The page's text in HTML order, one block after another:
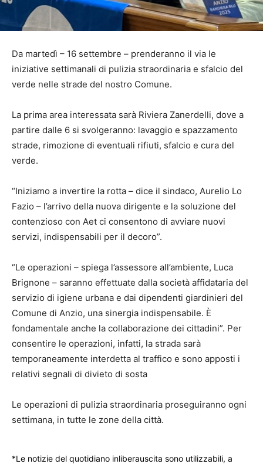
Da martedì – 16 settembre – prenderanno il via le
iniziative settimanali di pulizia straordinaria e sfalcio del
verde nelle strade del nostro Comune.
La prima area interessata sarà Riviera Zanerdelli, dove a
partire dalle 6 si svolgeranno: lavaggio e spazzamento
strade, rimozione di eventuali rifiuti, sfalcio e cura del
verde.
“Iniziamo a invertire la rotta – dice il sindaco, Aurelio Lo
Fazio – l’arrivo della nuova dirigente e la soluzione del
contenzioso con Aet ci consentono di avviare nuovi
servizi, indispensabili per il decoro”.
“Le operazioni – spiega l’assessore all’ambiente, Luca
Brignone – saranno effettuate dalla società affidataria del
servizio di igiene urbana e dai dipendenti giardinieri del
Comune di Anzio, una sinergia indispensabile. È
fondamentale anche la collaborazione dei cittadini”. Per
consentire le operazioni, infatti, la strada sarà
temporaneamente interdetta al traffico e sono apposti i
relativi segnali di divieto di sosta
Le operazioni di pulizia straordinaria proseguiranno ogni
settimana, in tutte le zone della città.
*Le notizie del quotidiano inliberauscita sono utilizzabili, a